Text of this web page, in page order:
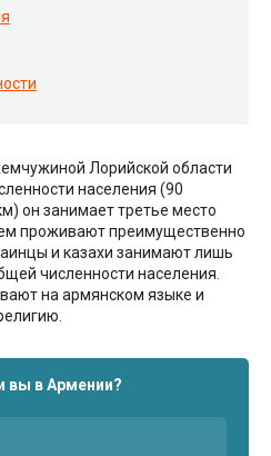
Лорийской области
населения (90
он занимает третье место
проживают преимущественно
и казахи занимают лишь
численности населения.
на армянском языке и
вы в Армении?